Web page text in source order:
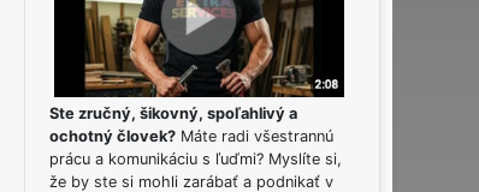
Ste zručný, šikovný, spoľahlivý a
ochotný človek? Máte radi všestrannú
prácu a komunikáciu s ľuďmi? Myslíte si,
že by ste si mohli zarábať a podnikať v